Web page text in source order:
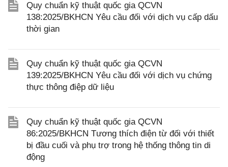
Quy chuẩn kỹ thuật quốc gia QCVN
138:2025/BKHCN Yêu cầu đối với dịch vụ cấp dấu
thời gian
Quy chuẩn kỹ thuật quốc gia QCVN
139:2025/BKHCN Yêu cầu đối với dịch vụ chứng
thực thông điệp dữ liệu
Quy chuẩn kỹ thuật quốc gia QCVN
86:2025/BKHCN Tương thích điện từ đối với thiết
bị đầu cuối và phụ trợ trong hệ thống thông tin di
động